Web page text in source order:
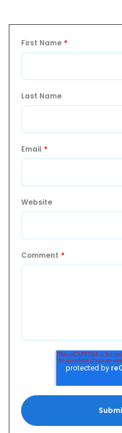
First Name *
Last Name
Email *
Website
Comment *